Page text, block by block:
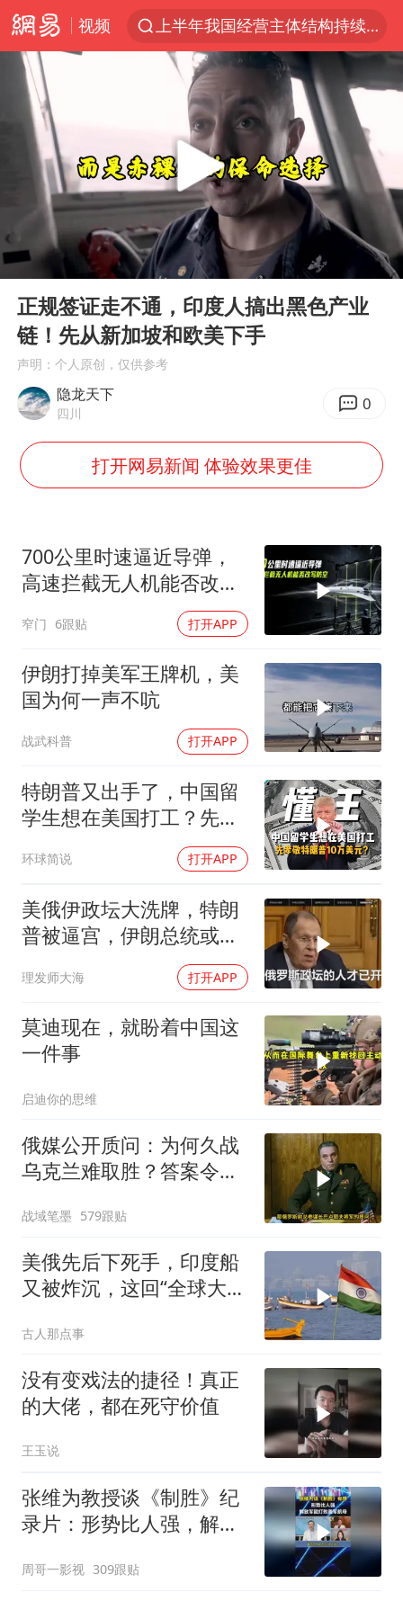
视频
上半年我国经营主体结构持续优化
杭州机场已取消航班388架次
中国籍豪华游艇富商之子在泰国被杀
《披荆斩棘2026》阵容官宣
中国第1高楼阻尼器摆动明显
上海有出现龙卷潜势
国足U17与阿森纳决赛取消 并列冠军
《龙餐馆》 冲奖
上门女婿出轨女邻居多年被判重婚罪
2025年小学教师减少13.19万
以军士兵把枪口对准中国记者
笔试第一被劝弃考涉事副校长被撤职
构建更高水平的全民健身公共服务体系
挡“张雪机车”民进党当局怕什么
灌溉水坝被隔成鱼塘 村民投诉20余年
奋力开创中国式现代化建设新局面
Play
00:00
正规签证走不通，印度人搞出黑色产业
链！先从新加坡和欧美下手
声明：个人原创，仅供参考
隐龙天下
四川 0
打开网易新闻 体验效果更佳
700公里时速逼近导弹，
高速拦截无人机能否改写
窄门 6跟贴 打开APP
伊朗打掉美军王牌机，美
国为何一声不吭
战武科普 打开APP
特朗普又出手了，中国留
学生想在美国打工？先孝
敬他10万美元再说
环球简说 打开APP
美俄伊政坛大洗牌，特朗
普被逼宫，伊朗总统或下
理发师大海 打开APP
莫迪现在，就盼着中国这
一件事
启迪你的思维
俄媒公开质问：为何久战
乌克兰难取胜？答案令人
战域笔墨 579跟贴
美俄先后下死手，印度船
又被炸沉，这回“全球大
古人那点事
没有变戏法的捷径！真正
的大佬，都在死守价值
王玉说
张维为教授谈《制胜》纪
录片：形势比人强，解放
周哥一影视 309跟贴